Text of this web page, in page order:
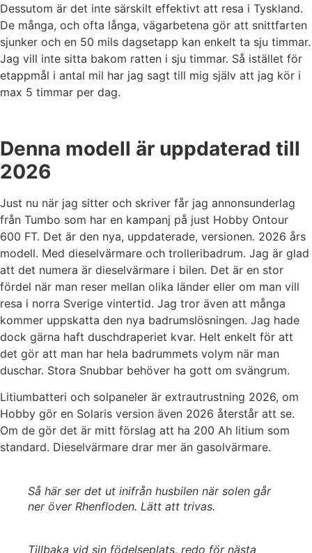
Dessutom är det inte särskilt effektivt att resa i Tyskland.
De många, och ofta långa, vägarbetena gör att snittfarten
sjunker och en 50 mils dagsetapp kan enkelt ta sju timmar.
Jag vill inte sitta bakom ratten i sju timmar. Så istället för
etappmål i antal mil har jag sagt till mig själv att jag kör i
max 5 timmar per dag.
Denna modell är uppdaterad till
2026
Just nu när jag sitter och skriver får jag annonsunderlag
från Tumbo som har en kampanj på just Hobby Ontour
600 FT. Det är den nya, uppdaterade, versionen. 2026 års
modell. Med dieselvärmare och trolleribadrum. Jag är glad
att det numera är dieselvärmare i bilen. Det är en stor
fördel när man reser mellan olika länder eller om man vill
resa i norra Sverige vintertid. Jag tror även att många
kommer uppskatta den nya badrumslösningen. Jag hade
dock gärna haft duschdraperiet kvar. Helt enkelt för att
det gör att man har hela badrummets volym när man
duschar. Stora Snubbar behöver ha gott om svängrum.
Litiumbatteri och solpaneler är extrautrustning 2026, om
Hobby gör en Solaris version även 2026 återstår att se.
Om de gör det är mitt förslag att ha 200 Ah litium som
standard. Dieselvärmare drar mer än gasolvärmare.
Så här ser det ut inifrån husbilen när solen går
ner över Rhenfloden. Lätt att trivas.
Tillbaka vid sin födelseplats, redo för nästa